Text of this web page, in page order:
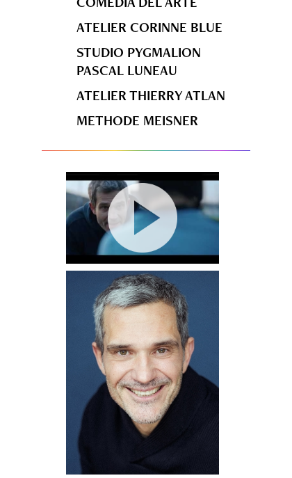
ATELIER CORINNE BLUE
STUDIO PYGMALION
PASCAL LUNEAU
ATELIER THIERRY ATLAN
METHODE MEISNER